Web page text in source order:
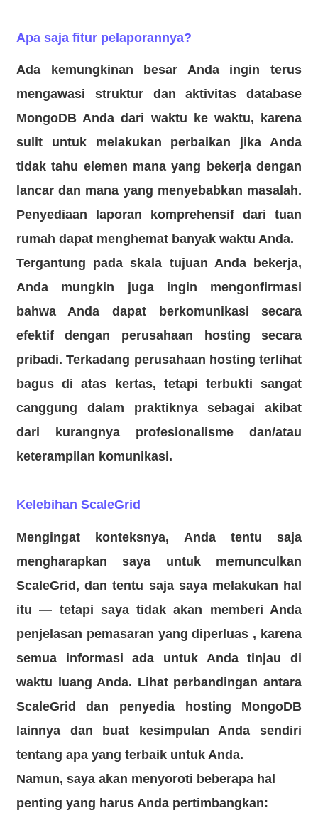
Apa saja fitur pelaporannya?
Ada kemungkinan besar Anda ingin terus
mengawasi struktur dan aktivitas database
MongoDB Anda dari waktu ke waktu, karena
sulit untuk melakukan perbaikan jika Anda
tidak tahu elemen mana yang bekerja dengan
lancar dan mana yang menyebabkan masalah.
Penyediaan laporan komprehensif dari tuan
rumah dapat menghemat banyak waktu Anda.
Tergantung pada skala tujuan Anda bekerja,
Anda mungkin juga ingin mengonfirmasi
bahwa Anda dapat berkomunikasi secara
efektif dengan perusahaan hosting secara
pribadi. Terkadang perusahaan hosting terlihat
bagus di atas kertas, tetapi terbukti sangat
canggung dalam praktiknya sebagai akibat
dari kurangnya profesionalisme dan/atau
keterampilan komunikasi.
Kelebihan ScaleGrid
Mengingat konteksnya, Anda tentu saja
mengharapkan saya untuk memunculkan
ScaleGrid, dan tentu saja saya melakukan hal
itu — tetapi saya tidak akan memberi Anda
penjelasan pemasaran yang diperluas , karena
semua informasi ada untuk Anda tinjau di
waktu luang Anda. Lihat perbandingan antara
ScaleGrid dan penyedia hosting MongoDB
lainnyadan buat kesimpulan Anda sendiri
tentang apa yang terbaik untuk Anda.
Namun, saya akan menyoroti beberapa hal
penting yang harus Anda pertimbangkan: